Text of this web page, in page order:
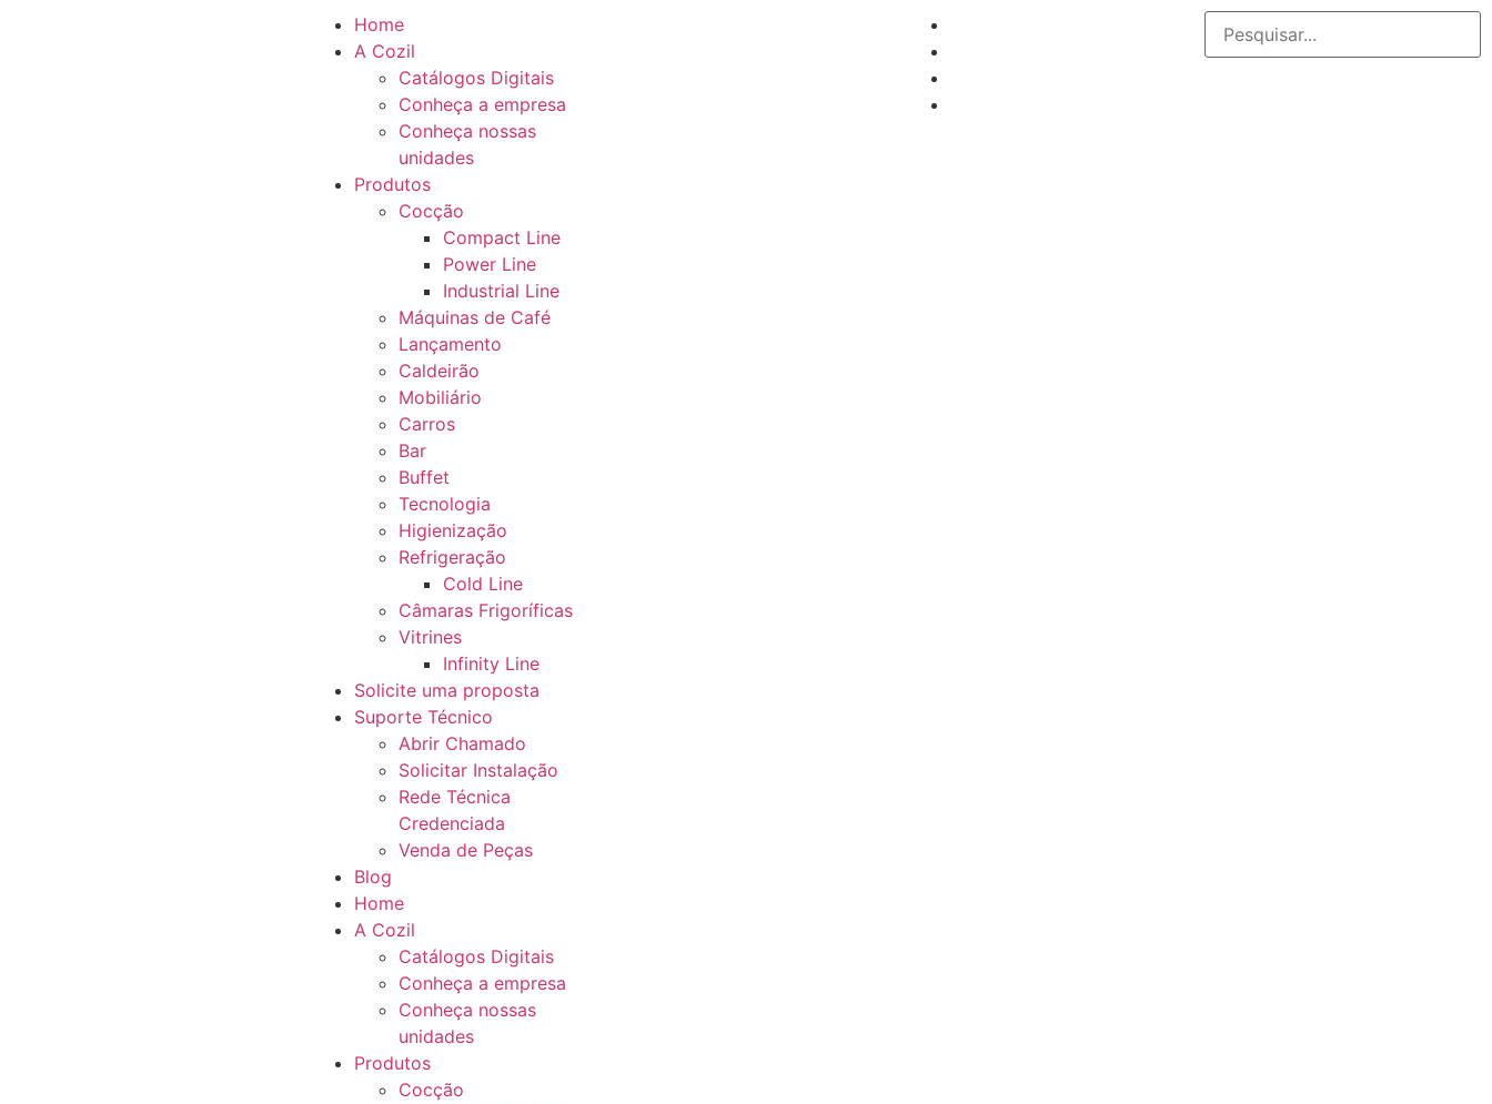
Home
A Cozil
Catálogos Digitais
Conheça a empresa
Conheça nossas
unidades
Produtos
Cocção
Compact Line
Power Line
Industrial Line
Máquinas de Café
Lançamento
Caldeirão
Mobiliário
Carros
Bar
Buffet
Tecnologia
Higienização
Refrigeração
Cold Line
Câmaras Frigoríficas
Vitrines
Infinity Line
Solicite uma proposta
Suporte Técnico
Abrir Chamado
Solicitar Instalação
Rede Técnica
Credenciada
Venda de Peças
Blog
Home
A Cozil
Catálogos Digitais
Conheça a empresa
Conheça nossas
unidades
Produtos
Cocção